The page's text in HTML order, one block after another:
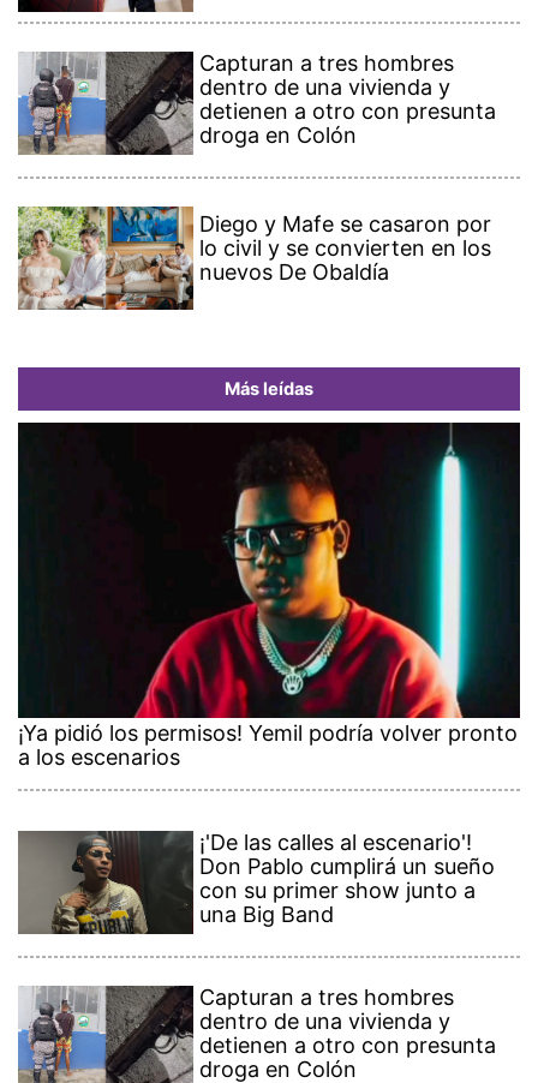
Capturan a tres hombres
dentro de una vivienda y
detienen a otro con presunta
droga en Colón
Diego y Mafe se casaron por
lo civil y se convierten en los
nuevos De Obaldía
Más leídas
¡Ya pidió los permisos! Yemil podría volver pronto
a los escenarios
¡'De las calles al escenario'!
Don Pablo cumplirá un sueño
con su primer show junto a
una Big Band
Capturan a tres hombres
dentro de una vivienda y
detienen a otro con presunta
droga en Colón